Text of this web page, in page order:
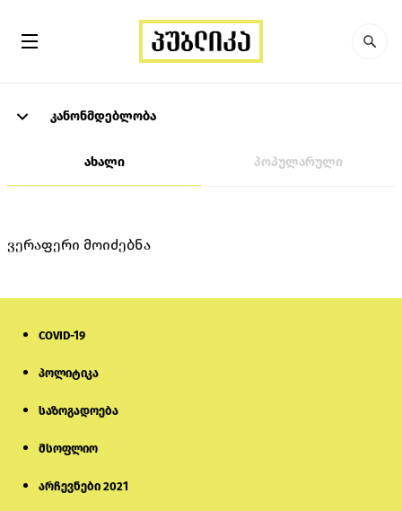
კანონმდებლობა
ახალი პოპულარული
ვერაფერი მოიძებნა
COVID-19
პოლიტიკა
საზოგადოება
მსოფლიო
არჩევნები 2021